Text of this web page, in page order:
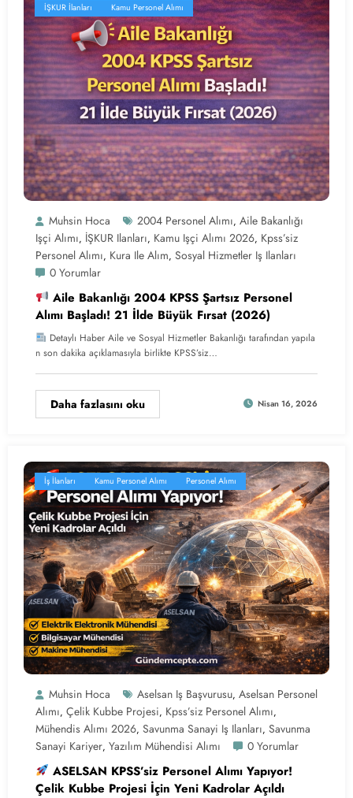
İŞKUR İlanları Kamu Personel Alımı
Muhsin Hoca 2004 Personel Alımı, Aile Bakanlığı
Işçi Alımı, İŞKUR Ilanları, Kamu Işçi Alımı 2026, Kpss’siz
Personel Alımı, Kura Ile Alım, Sosyal Hizmetler Iş Ilanları
0 Yorumlar
Aile Bakanlığı 2004 KPSS Şartsız Personel
Alımı Başladı! 21 İlde Büyük Fırsat (2026)
Detaylı Haber Aile ve Sosyal Hizmetler Bakanlığı tarafından yapıla
n son dakika açıklamasıyla birlikte KPSS’siz…
Daha fazlasını oku Nisan 16, 2026
İş İlanları Kamu Personel Alımı Personel Alımı
Muhsin Hoca Aselsan Iş Başvurusu, Aselsan Personel
Alımı, Çelik Kubbe Projesi, Kpss’siz Personel Alımı,
Mühendis Alımı 2026, Savunma Sanayi Iş Ilanları, Savunma
Sanayi Kariyer, Yazılım Mühendisi Alımı 0 Yorumlar
ASELSAN KPSS’siz Personel Alımı Yapıyor!
Çelik Kubbe Projesi İçin Yeni Kadrolar Açıldı